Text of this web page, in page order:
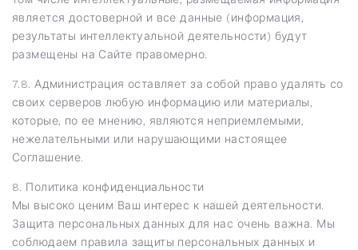
является достоверной и все данные (информация,
результаты интеллектуальной деятельности) будут
размещены на Сайте правомерно.
7.8. Администрация оставляет за собой право удалять со
своих серверов любую информацию или материалы,
которые, по ее мнению, являются неприемлемыми,
нежелательными или нарушающими настоящее
Соглашение.
8. Политика конфиденциальности
Мы высоко ценим Ваш интерес к нашей деятельности.
Защита персональных данных для нас очень важна. Мы
соблюдаем правила защиты персональных данных и